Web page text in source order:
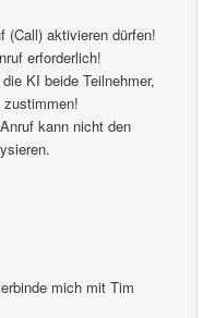
(Call) aktivieren dürfen!
erforderlich!
KI beide Teilnehmer,
kann nicht den
mich mit Tim